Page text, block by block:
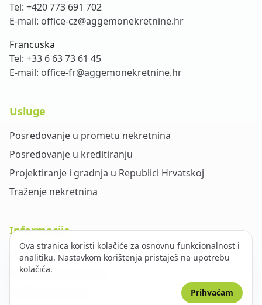
Tel: +420 773 691 702
E-mail: office-cz@aggemonekretnine.hr
Francuska
Tel: +33 6 63 73 61 45
E-mail: office-fr@aggemonekretnine.hr
Usluge
Posredovanje u prometu nekretnina
Posredovanje u kreditiranju
Projektiranje i gradnja u Republici Hrvatskoj
Traženje nekretnina
Informacije
O nama
Opći uvjeti poslovanja
Ova stranica koristi kolačiće za osnovnu funkcionalnost i
analitiku. Nastavkom korištenja pristaješ na upotrebu
kolačića.
Prihvaćam